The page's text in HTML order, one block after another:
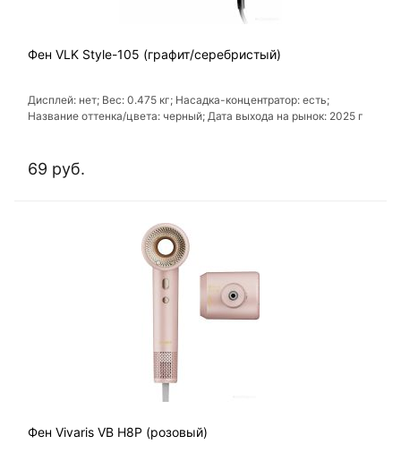
Фен VLK Style-105 (графит/серебристый)
Дисплей: нет; Вес: 0.475 кг; Насадка-концентратор: есть;
Название оттенка/цвета: черный; Дата выхода на рынок: 2025 г
69 руб.
Фен Vivaris VB H8P (розовый)